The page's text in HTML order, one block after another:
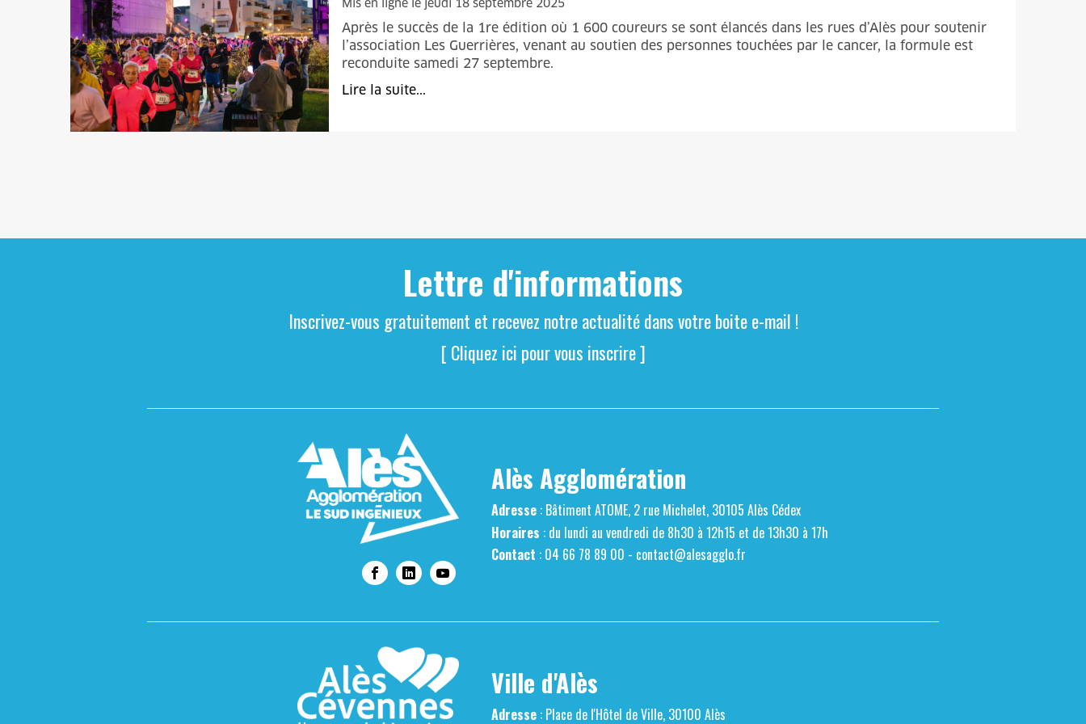
Mis en ligne le jeudi 18 septembre 2025
Après le succès de la 1re édition où 1 600 coureurs se sont élancés dans les rues d’Alès pour soutenir
l’association Les Guerrières, venant au soutien des personnes touchées par le cancer, la formule est
reconduite samedi 27 septembre.
Lire la suite...
Lettre d'informations
Inscrivez-vous gratuitement et recevez notre actualité dans votre boite e-mail !
[ Cliquez ici pour vous inscrire ]
Alès Agglomération
Adresse: Bâtiment ATOME, 2 rue Michelet, 30105 Alès Cédex
Horaires : du lundi au vendredi de 8h30 à 12h15 et de 13h30 à 17h
Contact : 04 66 78 89 00 - contact@alesagglo.fr
Ville d'Alès
Adresse: Place de l'Hôtel de Ville, 30100 Alès